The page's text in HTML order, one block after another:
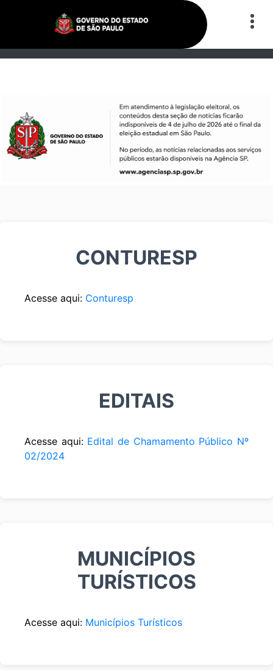
CONTURESP
Acesse aqui: Conturesp
EDITAIS
Acesse aqui: Edital de Chamamento Público Nº
02/2024
MUNICÍPIOS
TURÍSTICOS
Acesse aqui: Municípios Turísticos